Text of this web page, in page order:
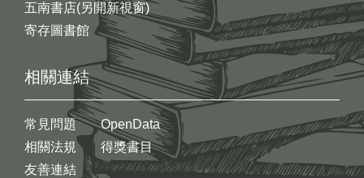
五南書店(另開新視窗)
寄存圖書館
相關連結
常見問題
相關法規
友善連結
OpenData
得獎書目